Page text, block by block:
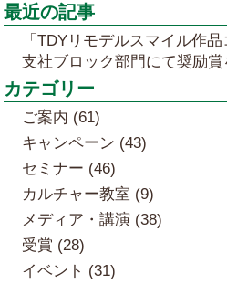
最近の記事
「TDYリモデルスマイル作
支社ブロック部門にて奨励賞
カテゴリー
ご案内 (61)
キャンペーン (43)
セミナー (46)
カルチャー教室 (9)
メディア・講演 (38)
受賞 (28)
イベント (31)